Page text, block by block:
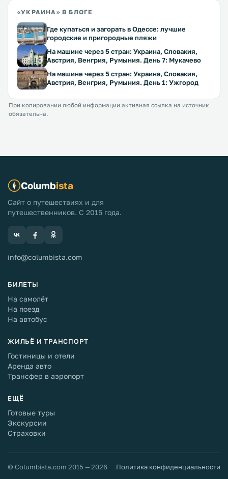
«УКРАИНА» В БЛОГЕ
Где купаться и загорать в Одессе: лучшие
городские и пригородные пляжи
На машине через 5 стран: Украина, Словакия,
Австрия, Венгрия, Румыния. День 7: Мукачево
На машине через 5 стран: Украина, Словакия,
Австрия, Венгрия, Румыния. День 1: Ужгород
При копировании любой информации активная ссылка на источник
обязательна.
Columbista
Сайт о путешествиях и для
путешественников. С 2015 года.
info@columbista.com
БИЛЕТЫ
На самолёт
На поезд
На автобус
ЖИЛЬЁ И ТРАНСПОРТ
Гостиницы и отели
Аренда авто
Трансфер в аэропорт
ЕЩЁ
Готовые туры
Экскурсии
Страховки
© Columbista.com 2015 — 2026 Политика конфиденциальности